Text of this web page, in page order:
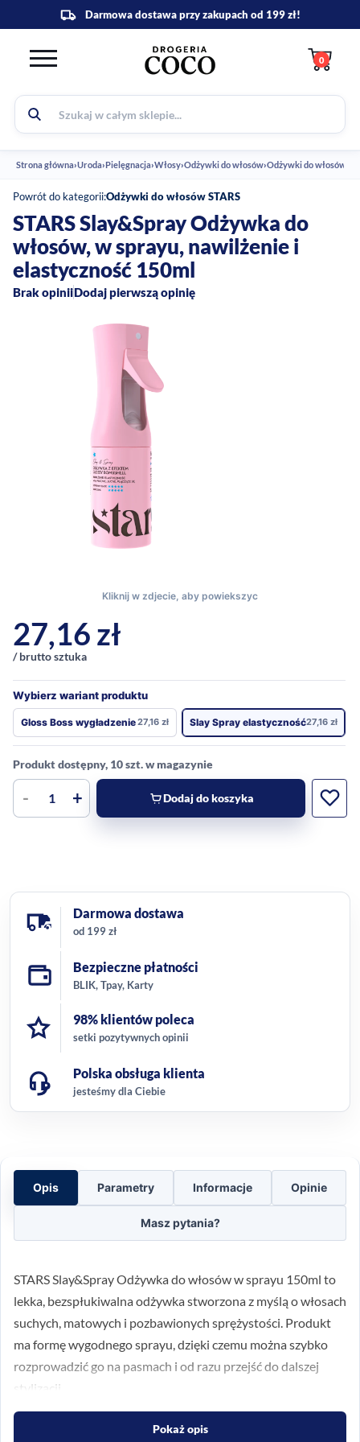
0
Strona główna›Uroda›Pielęgnacja›Włosy›Odżywki do włosów›
Powrót do kategorii:Odżywki do włosów STARS
STARS Slay&Spray Odżywka do
włosów, w sprayu, nawilżenie i
elastyczność 150ml
Brak opiniiDodaj pierwszą opinię
27,16zł
/ brutto sztuka
Wybierz wariant produktu
Gloss Boss wygładzenie27,16 zł Slay Spray elastyczność27,16 zł
Produkt dostępny, 10 szt. w magazynie
- + Dodaj do koszyka
Darmowa dostawa
od 199 zł
Bezpieczne płatności
BLIK, Tpay, Karty
98% klientów poleca
setki pozytywnych opinii
Polska obsługa klienta
jesteśmy dla Ciebie
Opis Parametry Informacje Opinie
Masz pytania?
STARS Slay&Spray Odżywka do włosów w sprayu 150ml to
lekka, bezspłukiwalna odżywka stworzona z myślą o włosach
suchych, matowych i pozbawionych sprężystości. Produkt
ma formę wygodnego sprayu, dzięki czemu można szybko
rozprowadzić go na pasmach i od razu przejść do dalszej
stylizacji.
To dobry wybór, jeśli zależy Ci na wygładzeniu, nadaniu
Pokaż opis